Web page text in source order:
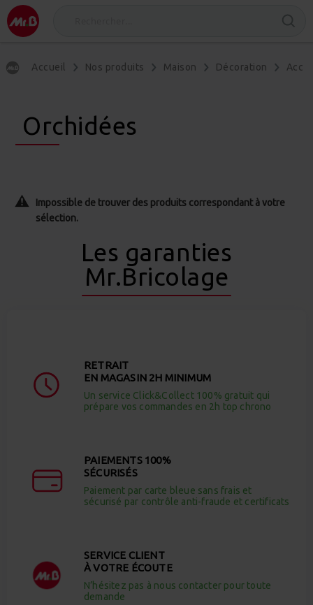
Accueil Nos produits Maison Décoration
Orchidées
Impossible de trouver des produits correspondant à votre
sélection.
Les garanties
Mr.Bricolage
RETRAIT
EN MAGASIN 2H MINIMUM
Un service Click&Collect 100% gratuit qui
prépare vos commandes en 2h top chrono
PAIEMENTS 100%
SÉCURISÉS
Paiement par carte bleue sans frais et
sécurisé par contrôle anti-fraude et certificats
SERVICE CLIENT
À VOTRE ÉCOUTE
N’hésitez pas à nous contacter pour toute
demande